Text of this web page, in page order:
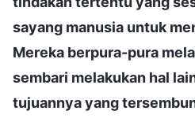
sayang manusia untuk
Mereka berpura-pura
sembari melakukan hal
tujuannya yang